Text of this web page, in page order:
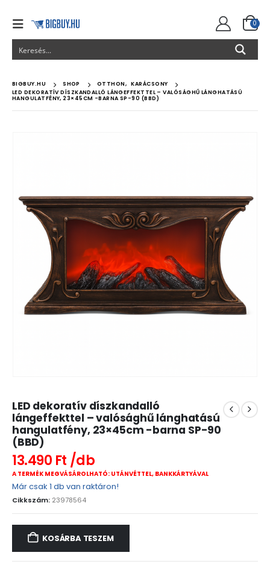
0
BIGBUY.HU SHOP OTTHON,
KARÁCSONY
LED DEKORATÍV DÍSZKANDALLÓ LÁNGEFFEKTTEL – VALÓSÁGHŰ LÁNGHATÁSÚ
HANGULATFÉNY, 23×45CM -BARNA SP-90 (BBD)
LED dekoratív díszkandalló
lángeffekttel – valósághű lánghatású
hangulatfény, 23×45cm -barna SP-90
(BBD)
13.490 Ft
A TERMÉK MEGVÁSÁROLHATÓ: UTÁNVÉTTEL, BANKKÁRTYÁVAL
Már csak 1 db van raktáron!
Cikkszám: 23978564
KOSÁRBA TESZEM